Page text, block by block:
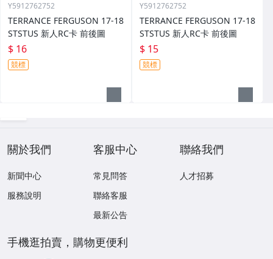
Y5912762752
TERRANCE FERGUSON 17-18
STSTUS 新人RC卡 前後圖
$ 16
競標
Y5912762752
TERRANCE FERGUSON 17-18
STSTUS 新人RC卡 前後圖
$ 15
競標
關於我們
新聞中心
服務說明
客服中心
常見問答
聯絡客服
最新公告
聯絡我們
人才招募
手機逛拍賣，購物更便利